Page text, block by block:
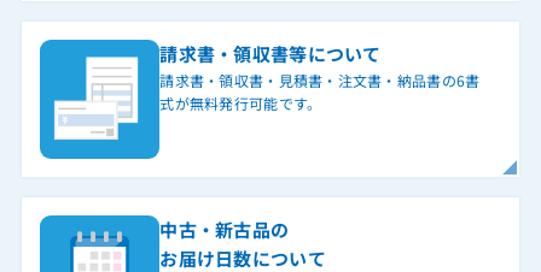
請求書・領収書等について
請求書・領収書・見積書・注文書・納品書の6書
式が無料発行可能です。
中古・新古品の
お届け日数について